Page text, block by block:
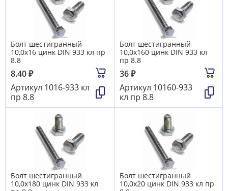
Болт шестигранный
10,0х16 цинк DIN 933 кл пр
8.8
8.40₽
Артикул 1016-933 кл
пр 8.8
Болт шестигранный
10,0х160 цинк DIN 933 кл
пр 8.8
36₽
Артикул 10160-933
кл пр 8.8
Болт шестигранный
10,0х180 цинк DIN 933 кл
Болт шестигранный
10,0х20 цинк DIN 933 кл пр